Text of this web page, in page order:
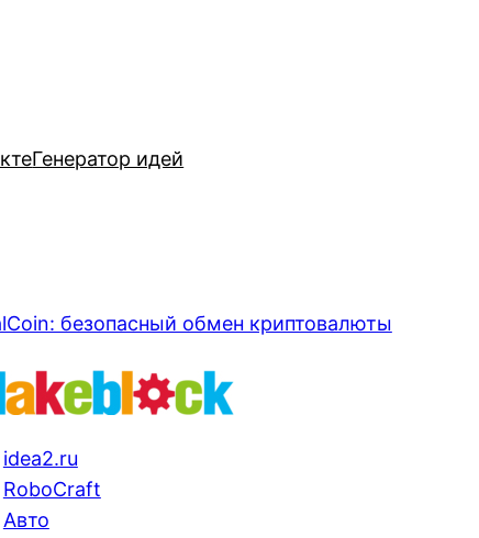
Генератор идей
безопасный обмен криптовалюты
idea2.ru
RoboCraft
Авто